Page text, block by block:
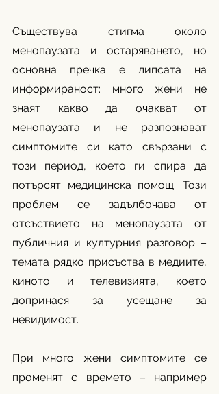
Съществува стигма около
менопаузата и остаряването, но
основна пречка е липсата на
информираност: много жени не
знаят какво да очакват от
менопаузата и не разпознават
симптомите си като свързани с
този период, което ги спира да
потърсят медицинска помощ. Този
проблем се задълбочава от
отсъствието на менопаузата от
публичния и културния разговор –
темата рядко присъства в медиите,
киното и телевизията, което
допринася за усещане за
невидимост.
При много жени симптомите се
променят с времето – например